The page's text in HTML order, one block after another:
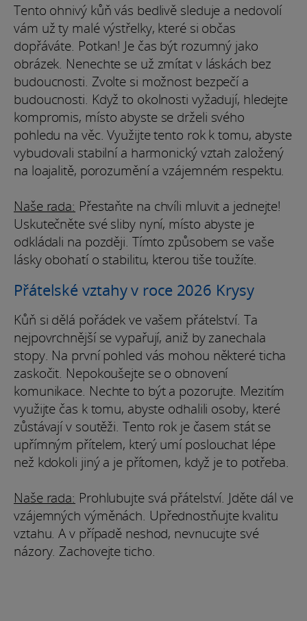
Tento ohnivý kůň vás bedlivě sleduje a nedovolí
vám už ty malé výstřelky, které si občas
dopřáváte. Potkan! Je čas být rozumný jako
obrázek. Nenechte se už zmítat v láskách bez
budoucnosti. Zvolte si možnost bezpečí a
budoucnosti. Když to okolnosti vyžadují, hledejte
kompromis, místo abyste se drželi svého
pohledu na věc. Využijte tento rok k tomu, abyste
vybudovali stabilní a harmonický vztah založený
na loajalitě, porozumění a vzájemném respektu.
Naše rada: Přestaňte na chvíli mluvit a jednejte!
Uskutečněte své sliby nyní, místo abyste je
odkládali na později. Tímto způsobem se vaše
lásky obohatí o stabilitu, kterou tiše toužíte.
Přátelské vztahy v roce 2026 Krysy
Kůň si dělá pořádek ve vašem přátelství. Ta
nejpovrchnější se vypařují, aniž by zanechala
stopy. Na první pohled vás mohou některé ticha
zaskočit. Nepokoušejte se o obnovení
komunikace. Nechte to být a pozorujte. Mezitím
využijte čas k tomu, abyste odhalili osoby, které
zůstávají v soutěži. Tento rok je časem stát se
upřímným přítelem, který umí poslouchat lépe
než kdokoli jiný a je přítomen, když je to potřeba.
Naše rada: Prohlubujte svá přátelství. Jděte dál ve
vzájemných výměnách. Upřednostňujte kvalitu
vztahu. A v případě neshod, nevnucujte své
názory. Zachovejte ticho.